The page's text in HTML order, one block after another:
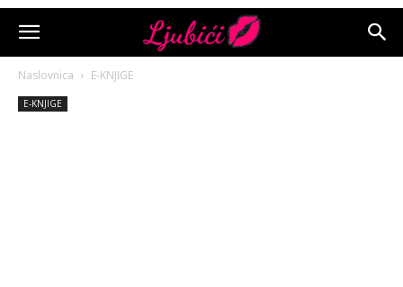
Naslovnica E-KNJIGE
E-KNJIGE